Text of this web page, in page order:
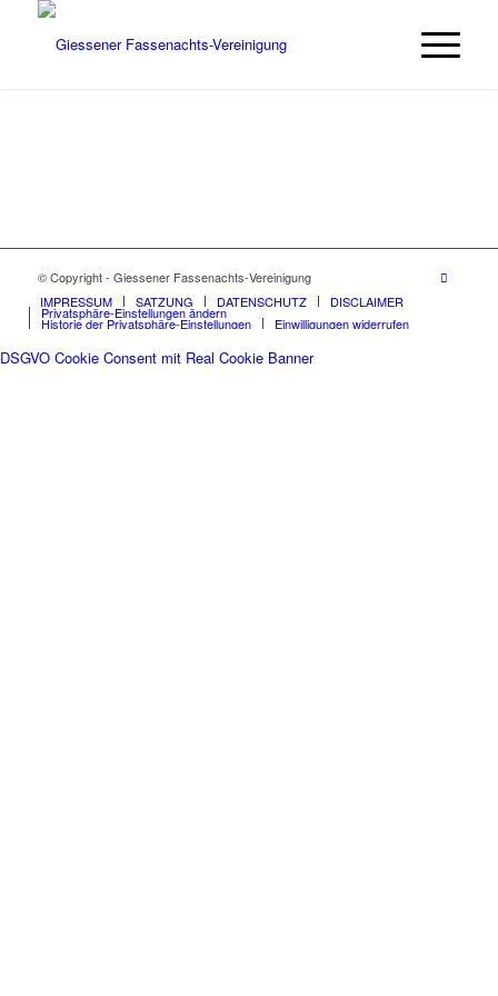
© Copyright - Giessener Fassenachts-Vereinigung
IMPRESSUM
SATZUNG DATENSCHUTZ DISCLAIMER
Privatsphäre-Einstellungen ändern
Historie der Privatsphäre-Einstellungen Einwilligungen widerrufen
DSGVO Cookie Consent mit Real Cookie Banner